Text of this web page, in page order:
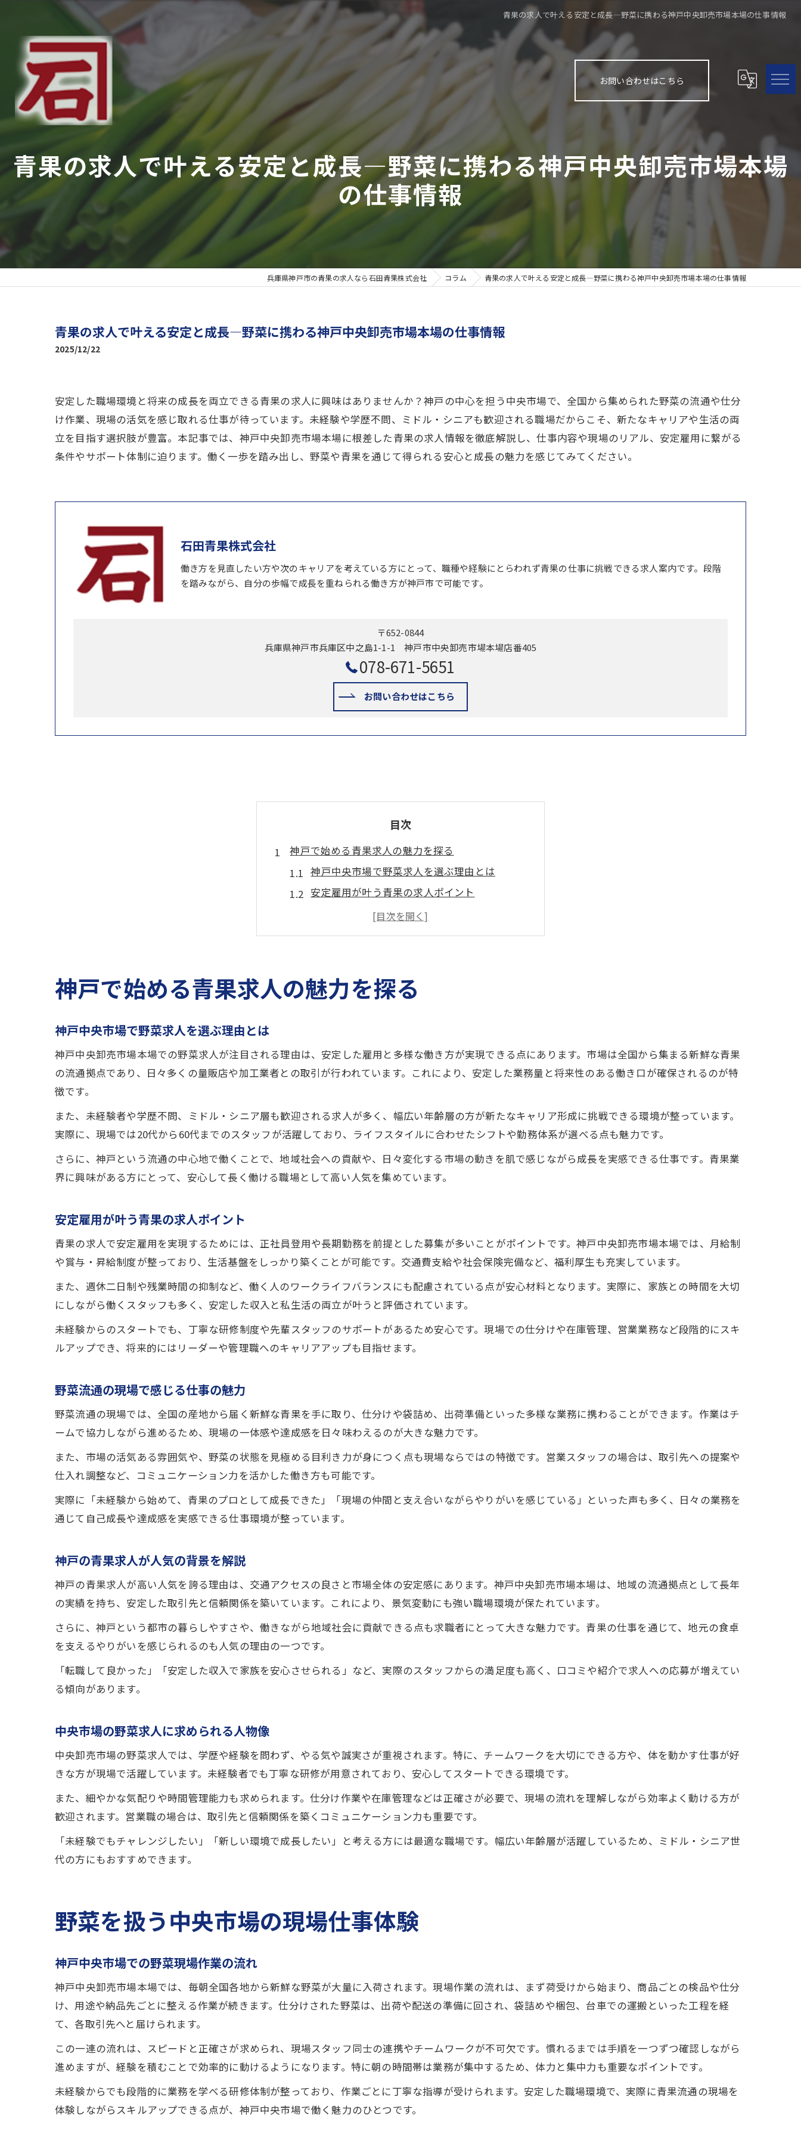
青果の求人で叶える安定と成長―野菜に携わる神戸中央卸売市場本場の仕事情報
お問い合わせはこちら
青果の求人で叶える安定と成長―野菜に携わる神戸中央卸売市場本場
の仕事情報
兵庫県神戸市の青果の求人なら石田青果株式会社 コラム 青果の求人で叶える安定と成長―野菜に携わる神戸中央卸売市場本場の仕事情報
青果の求人で叶える安定と成長―野菜に携わる神戸中央卸売市場本場の仕事情報
2025/12/22
安定した職場環境と将来の成長を両立できる青果の求人に興味はありませんか？神戸の中心を担う中央市場で、全国から集められた野菜の流通や仕分
け作業、現場の活気を感じ取れる仕事が待っています。未経験や学歴不問、ミドル・シニアも歓迎される職場だからこそ、新たなキャリアや生活の両
立を目指す選択肢が豊富。本記事では、神戸中央卸売市場本場に根差した青果の求人情報を徹底解説し、仕事内容や現場のリアル、安定雇用に繋がる
条件やサポート体制に迫ります。働く一歩を踏み出し、野菜や青果を通じて得られる安心と成長の魅力を感じてみてください。
石田青果株式会社
働き方を見直したい方や次のキャリアを考えている方にとって、職種や経験にとらわれず青果の仕事に挑戦できる求人案内です。段階
を踏みながら、自分の歩幅で成長を重ねられる働き方が神戸市で可能です。
〒652-0844
兵庫県神戸市兵庫区中之島1-1-1 神戸市中央卸売市場本場店番405
078-671-5651
お問い合わせはこちら
目次
神戸で始める青果求人の魅力を探る
神戸中央市場で野菜求人を選ぶ理由とは
安定雇用が叶う青果の求人ポイント
野菜流通の現場で感じる仕事の魅力
神戸の青果求人が人気の背景を解説
野菜を扱う中央市場の現場仕事体験
神戸中央市場での野菜現場作業の流れ
野菜に携わる仕事で得られる成長実感
神戸の現場で求められるスキルと心得
未経験者が神戸中央市場求人で活躍できる理由
野菜求人で未経験歓迎の体制を詳しく解説
安定就職を目指す方に青果求人が最適な理由
神戸中央市場求人の研修とサポート体制
神戸中央市場の野菜流通求人の特徴を解説
青果流通現場で得られる経験とスキル
最新の青果求人情報を神戸でチェック
中央市場求人の応募ポイントと選び方
野菜流通業界の動向と神戸の求人事情
仕分け作業で感じる野菜のやりがい発見
野菜仕分け求人が人気の理由を徹底解説
仕分け作業のやりがいとキャリアの広がり
神戸で青果仕分けの現場経験を積む価値
キャリアアップへ青果現場で新たな一歩を
神戸中央市場の青果求人で目指す成長
野菜現場仕事がキャリアアップに繋がる理由
中央市場本場で昇格を目指すポイント解説
神戸で始める青果求人の魅力を探る
神戸中央市場で野菜求人を選ぶ理由とは
神戸中央卸売市場本場での野菜求人が注目される理由は、安定した雇用と多様な働き方が実現できる点にあります。市場は全国から集まる新鮮な青果
の流通拠点であり、日々多くの量販店や加工業者との取引が行われています。これにより、安定した業務量と将来性のある働き口が確保されるのが特
徴です。
また、未経験者や学歴不問、ミドル・シニア層も歓迎される求人が多く、幅広い年齢層の方が新たなキャリア形成に挑戦できる環境が整っています。
実際に、現場では20代から60代までのスタッフが活躍しており、ライフスタイルに合わせたシフトや勤務体系が選べる点も魅力です。
さらに、神戸という流通の中心地で働くことで、地域社会への貢献や、日々変化する市場の動きを肌で感じながら成長を実感できる仕事です。青果業
界に興味がある方にとって、安心して長く働ける職場として高い人気を集めています。
安定雇用が叶う青果の求人ポイント
青果の求人で安定雇用を実現するためには、正社員登用や長期勤務を前提とした募集が多いことがポイントです。神戸中央卸売市場本場では、月給制
や賞与・昇給制度が整っており、生活基盤をしっかり築くことが可能です。交通費支給や社会保険完備など、福利厚生も充実しています。
また、週休二日制や残業時間の抑制など、働く人のワークライフバランスにも配慮されている点が安心材料となります。実際に、家族との時間を大切
にしながら働くスタッフも多く、安定した収入と私生活の両立が叶うと評価されています。
未経験からのスタートでも、丁寧な研修制度や先輩スタッフのサポートがあるため安心です。現場での仕分けや在庫管理、営業業務など段階的にスキ
ルアップでき、将来的にはリーダーや管理職へのキャリアアップも目指せます。
野菜流通の現場で感じる仕事の魅力
野菜流通の現場では、全国の産地から届く新鮮な青果を手に取り、仕分けや袋詰め、出荷準備といった多様な業務に携わることができます。作業はチ
ームで協力しながら進めるため、現場の一体感や達成感を日々味わえるのが大きな魅力です。
また、市場の活気ある雰囲気や、野菜の状態を見極める目利き力が身につく点も現場ならではの特徴です。営業スタッフの場合は、取引先への提案や
仕入れ調整など、コミュニケーション力を活かした働き方も可能です。
実際に「未経験から始めて、青果のプロとして成長できた」「現場の仲間と支え合いながらやりがいを感じている」といった声も多く、日々の業務を
通じて自己成長や達成感を実感できる仕事環境が整っています。
神戸の青果求人が人気の背景を解説
神戸の青果求人が高い人気を誇る理由は、交通アクセスの良さと市場全体の安定感にあります。神戸中央卸売市場本場は、地域の流通拠点として長年
の実績を持ち、安定した取引先と信頼関係を築いています。これにより、景気変動にも強い職場環境が保たれています。
さらに、神戸という都市の暮らしやすさや、働きながら地域社会に貢献できる点も求職者にとって大きな魅力です。青果の仕事を通じて、地元の食卓
を支えるやりがいを感じられるのも人気の理由の一つです。
「転職して良かった」「安定した収入で家族を安心させられる」など、実際のスタッフからの満足度も高く、口コミや紹介で求人への応募が増えてい
る傾向があります。
中央市場の野菜求人に求められる人物像
中央卸売市場の野菜求人では、学歴や経験を問わず、やる気や誠実さが重視されます。特に、チームワークを大切にできる方や、体を動かす仕事が好
きな方が現場で活躍しています。未経験者でも丁寧な研修が用意されており、安心してスタートできる環境です。
また、細やかな気配りや時間管理能力も求められます。仕分け作業や在庫管理などは正確さが必要で、現場の流れを理解しながら効率よく動ける方が
歓迎されます。営業職の場合は、取引先と信頼関係を築くコミュニケーション力も重要です。
「未経験でもチャレンジしたい」「新しい環境で成長したい」と考える方には最適な職場です。幅広い年齢層が活躍しているため、ミドル・シニア世
代の方にもおすすめできます。
野菜を扱う中央市場の現場仕事体験
神戸中央市場での野菜現場作業の流れ
神戸中央卸売市場本場では、毎朝全国各地から新鮮な野菜が大量に入荷されます。現場作業の流れは、まず荷受けから始まり、商品ごとの検品や仕分
け、用途や納品先ごとに整える作業が続きます。仕分けされた野菜は、出荷や配送の準備に回され、袋詰めや梱包、台車での運搬といった工程を経
て、各取引先へと届けられます。
この一連の流れは、スピードと正確さが求められ、現場スタッフ同士の連携やチームワークが不可欠です。慣れるまでは手順を一つずつ確認しながら
進めますが、経験を積むことで効率的に動けるようになります。特に朝の時間帯は業務が集中するため、体力と集中力も重要なポイントです。
未経験からでも段階的に業務を学べる研修体制が整っており、作業ごとに丁寧な指導が受けられます。安定した職場環境で、実際に青果流通の現場を
体験しながらスキルアップできる点が、神戸中央市場で働く魅力のひとつです。
お問い合わせはこちら
お問い合わせはこちら